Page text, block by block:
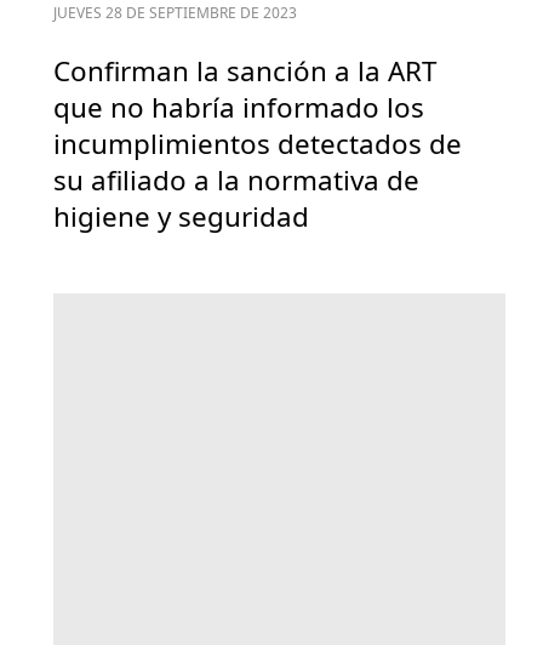
JUEVES 28 DE SEPTIEMBRE DE 2023
Confirman la sanción a la ART
que no habría informado los
incumplimientos detectados de
su afiliado a la normativa de
higiene y seguridad